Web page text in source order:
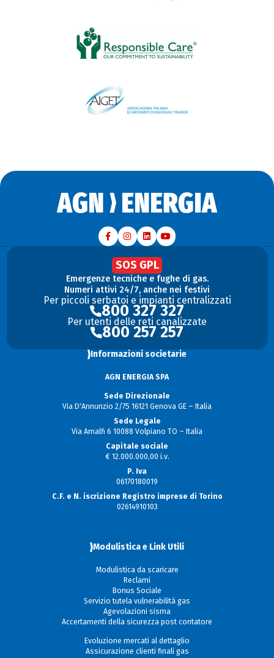
SOS GPL
Emergenze tecniche e fughe di gas.
Numeri attivi 24/7, anche nei festivi
Per piccoli serbatoi e impianti centralizzati
800 327 327
Per utenti delle reti canalizzate
800 257 257
Informazioni societarie
AGN ENERGIA SPA
Sede Direzionale
Via D'Annunzio 2/75 16121 Genova GE – Italia
Sede Legale
Via Amalfi 6 10088 Volpiano TO – Italia
Capitale sociale
€ 12.000.000,00 i.v.
P. Iva
06170180019
C.F. e N. iscrizione Registro imprese di Torino
02614910103
Modulistica e Link Utili
Modulistica da scaricare
Reclami
Bonus Sociale
Servizio tutela vulnerabilità gas
Agevolazioni sisma
Accertamenti della sicurezza post contatore
Evoluzione mercati al dettaglio
Assicurazione clienti finali gas